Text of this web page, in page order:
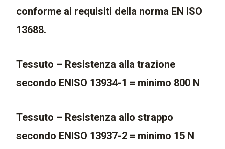
conforme ai requisiti della norma EN ISO
13688.
Tessuto – Resistenza alla trazione
secondo ENISO 13934-1 = minimo 800 N
Tessuto – Resistenza allo strappo
secondo ENISO 13937-2 = minimo 15 N